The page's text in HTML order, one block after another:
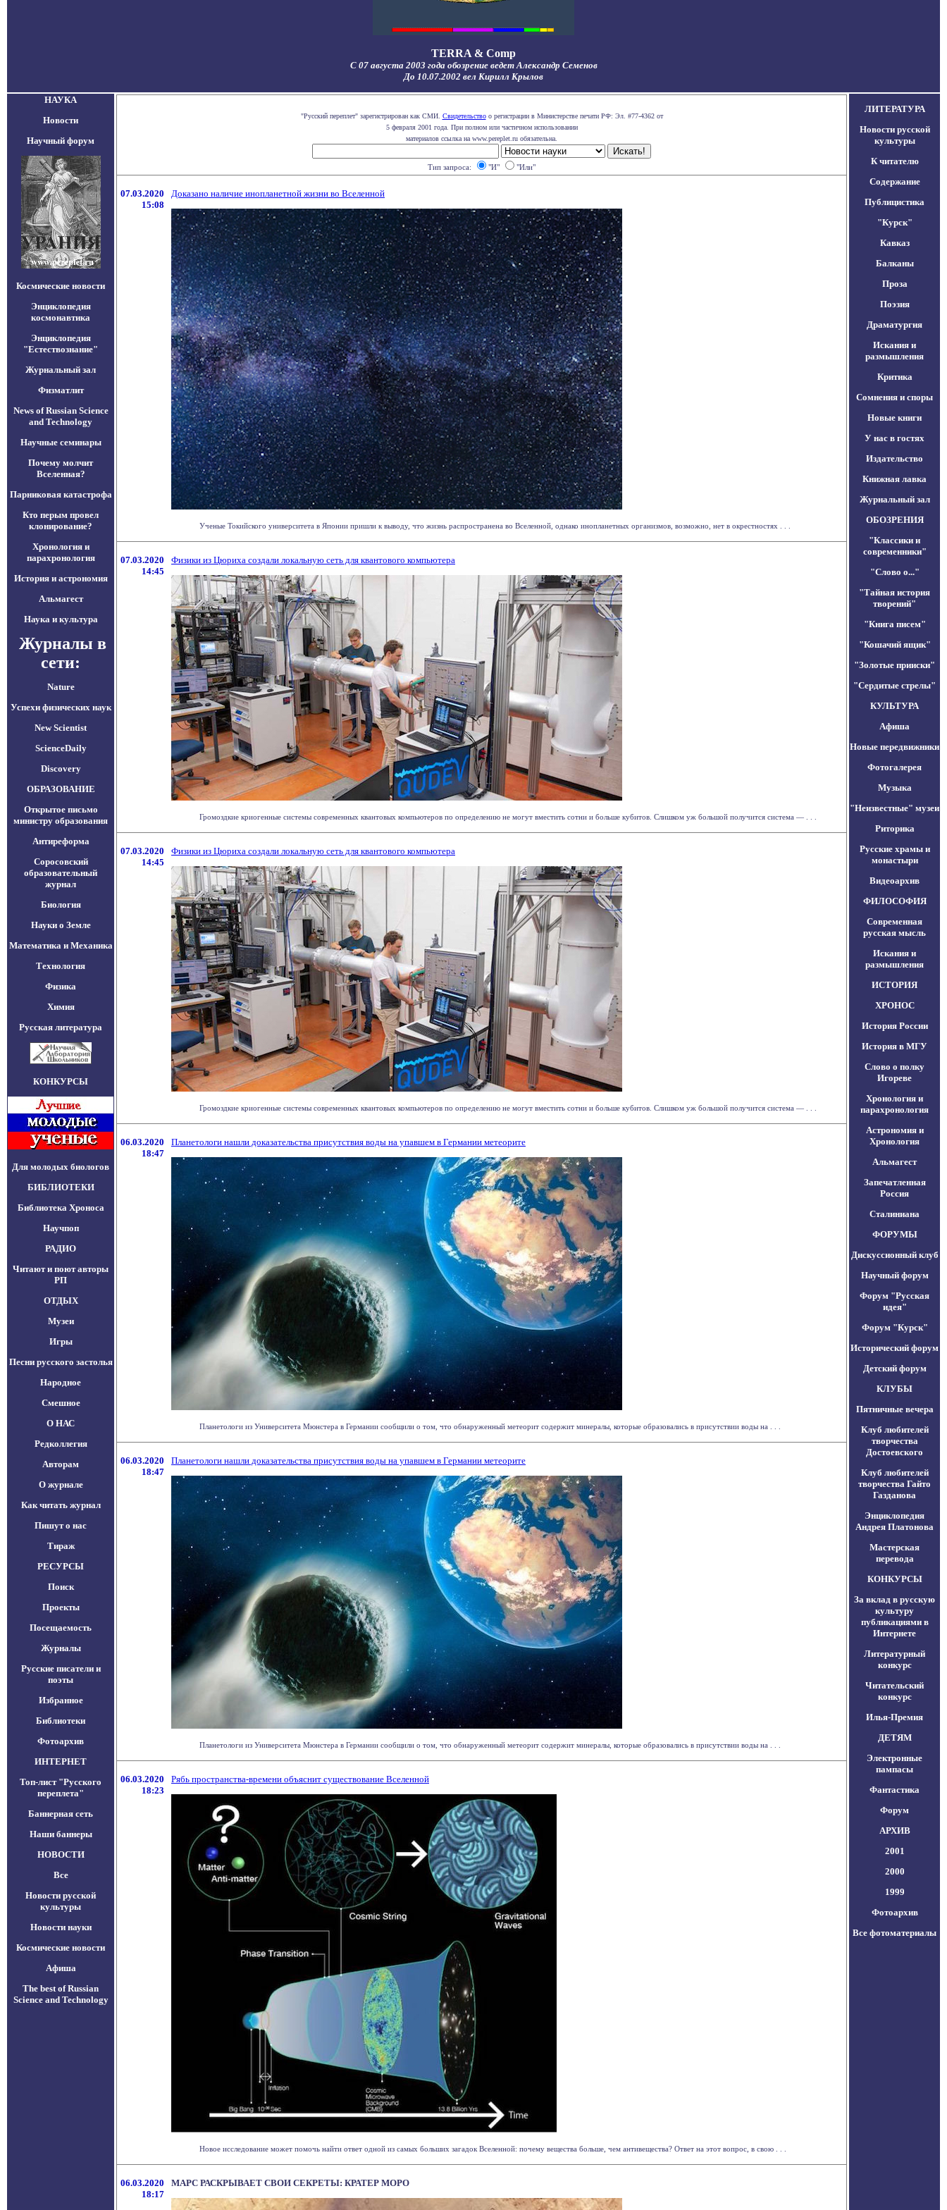
TERRA & Comp
С 07 августа 2003 года обозрение ведет Александр Семенов
До 10.07.2002 вел Кирилл Крылов
НАУКА
Новости
Научный форум
Космические новости
Энциклопедия
космонавтика
Энциклопедия
"Естествознание"
Журнальный зал
Физматлит
News of Russian Science
and Technology
Научные семинары
Почему молчит
Вселенная?
Парниковая катастрофа
Кто перым провел
клонирование?
Хронология и
парахронология
История и астрономия
Альмагест
Наука и культура
Журналы в
сети:
Nature
Успехи физических наук
New Scientist
ScienceDaily
Discovery
ОБРАЗОВАНИЕ
Открытое письмо
министру образования
Антиреформа
Соросовский
образовательный
журнал
Биология
Науки о Земле
Математика и Механика
Технология
Физика
Химия
Русская литература
КОНКУРСЫ
Для молодых биологов
БИБЛИОТЕКИ
Библиотека Хроноса
Научпоп
РАДИО
Читают и поют авторы
РП
ОТДЫХ
Музеи
Игры
Песни русского застолья
Народное
Смешное
О НАС
Редколлегия
Авторам
О журнале
Как читать журнал
Пишут о нас
Тираж
РЕСУРСЫ
Поиск
Проекты
Посещаемость
Журналы
Русские писатели и
поэты
Избранное
Библиотеки
Фотоархив
ИНТЕРНЕТ
Топ-лист "Русского
переплета"
Баннерная сеть
Наши баннеры
НОВОСТИ
Все
Новости русской
культуры
Новости науки
Космические новости
Афиша
The best of Russian
Science and Technology
"Русский переплет" зарегистрирован как СМИ. Свидетельствоо регистрации в Министерстве печати РФ: Эл. #77-4362 от
5 февраля 2001 года. При полном или частичном использовании
материалов ссылка на www.pereplet.ru обязательна.
Тип запроса: "И" "Или"
07.03.2020
15:08
Доказано наличие инопланетной жизни во Вселенной
Ученые Токийского университета в Японии пришли к выводу, что жизнь распространена во Вселенной, однако инопланетных организмов, возможно, нет в окрестностях . . .
07.03.2020
14:45
Физики из Цюриха создали локальную сеть для квантового компьютера
Громоздкие криогенные системы современных квантовых компьютеров по определению не могут вместить сотни и больше кубитов. Слишком уж большой получится система ― . . .
07.03.2020
14:45
Физики из Цюриха создали локальную сеть для квантового компьютера
Громоздкие криогенные системы современных квантовых компьютеров по определению не могут вместить сотни и больше кубитов. Слишком уж большой получится система ― . . .
06.03.2020
18:47
Планетологи нашли доказательства присутствия воды на упавшем в Германии метеорите
Планетологи из Университета Мюнстера в Германии сообщили о том, что обнаруженный метеорит содержит минералы, которые образовались в присутствии воды на . . .
06.03.2020
18:47
Планетологи нашли доказательства присутствия воды на упавшем в Германии метеорите
Планетологи из Университета Мюнстера в Германии сообщили о том, что обнаруженный метеорит содержит минералы, которые образовались в присутствии воды на . . .
06.03.2020
18:23
Рябь пространства-времени объяснит существование Вселенной
Новое исследование может помочь найти ответ одной из самых больших загадок Вселенной: почему вещества больше, чем антивещества? Ответ на этот вопрос, в свою . . .
06.03.2020
18:17
МАРС РАСКРЫВАЕТ СВОИ СЕКРЕТЫ: КРАТЕР МОРО
ЛИТЕРАТУРА
Новости русской
культуры
К читателю
Содержание
Публицистика
"Курск"
Кавказ
Балканы
Проза
Поэзия
Драматургия
Искания и
размышления
Критика
Сомнения и споры
Новые книги
У нас в гостях
Издательство
Книжная лавка
Журнальный зал
ОБОЗРЕНИЯ
"Классики и
современники"
"Слово о..."
"Тайная история
творений"
"Книга писем"
"Кошачий ящик"
"Золотые прииски"
"Сердитые стрелы"
КУЛЬТУРА
Афиша
Новые передвижники
Фотогалерея
Музыка
"Неизвестные" музеи
Риторика
Русские храмы и
монастыри
Видеоархив
ФИЛОСОФИЯ
Современная
русская мысль
Искания и
размышления
ИСТОРИЯ
ХРОНОС
История России
История в МГУ
Слово о полку
Игореве
Хронология и
парахронология
Астрономия и
Хронология
Альмагест
Запечатленная
Россия
Сталиниана
ФОРУМЫ
Дискуссионный клуб
Научный форум
Форум "Русская
идея"
Форум "Курск"
Исторический форум
Детский форум
КЛУБЫ
Пятничные вечера
Клуб любителей
творчества
Достоевского
Клуб любителей
творчества Гайто
Газданова
Энциклопедия
Андрея Платонова
Мастерская
перевода
КОНКУРСЫ
За вклад в русскую
культуру
публикациями в
Интернете
Литературный
конкурс
Читательский
конкурс
Илья-Премия
ДЕТЯМ
Электронные
пампасы
Фантастика
Форум
АРХИВ
2001
2000
1999
Фотоархив
Все фотоматериалы